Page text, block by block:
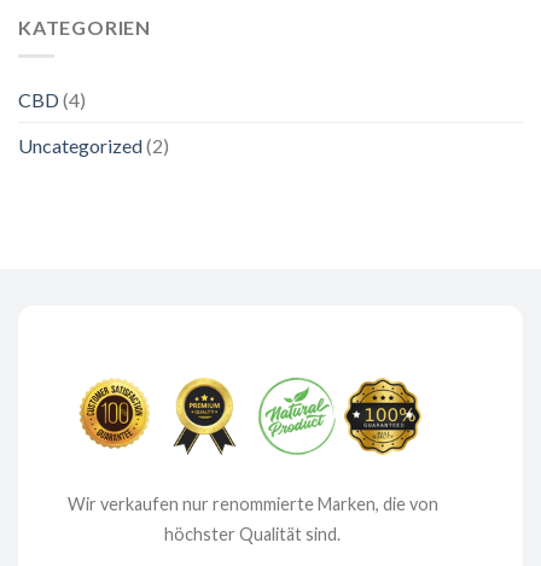
KATEGORIEN
CBD(4)
Uncategorized(2)
Wir verkaufen nur renommierte Marken, die von
höchster Qualität sind.